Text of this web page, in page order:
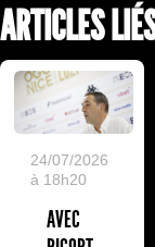
ARTICLES
24/07/2026
à 18h20
AVEC